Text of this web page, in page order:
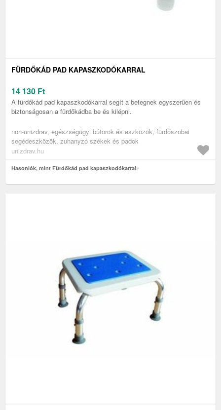
FÜRDŐKÁD PAD KAPASZKODÓKARRAL
14 130 Ft
A fürdőkád pad kapaszkodókarral segít a betegnek egyszerűen és
biztonságosan a fürdőkádba be és kilépni.
non-unizdrav, egészségügyi bútorok és eszközök, fürdőszobai
segédeszközök, zuhanyzó székek és padok
unizdrav.hu
Hasonlók, mint Fürdőkád pad kapaszkodókarral